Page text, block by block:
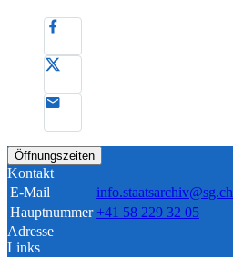
Öffnungszeiten
Kontakt
E-Mail
info.staatsarchiv@sg.ch
Hauptnummer +41 58 229 32 05
Adresse
Links